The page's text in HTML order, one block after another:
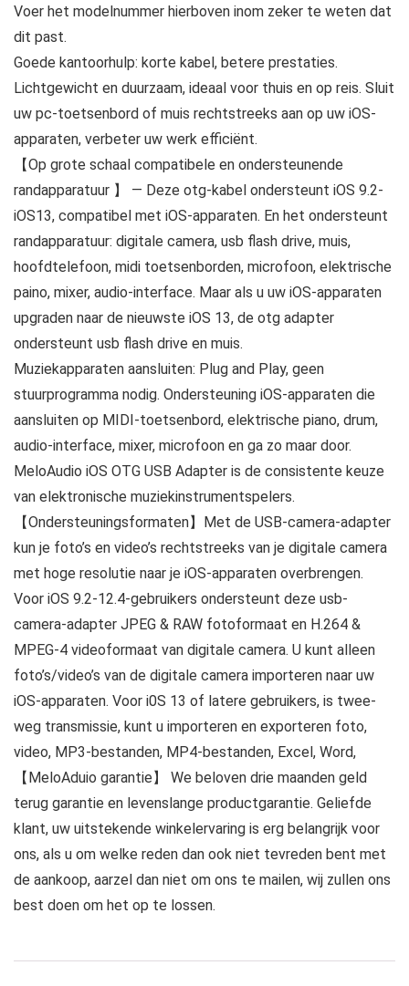
Voer het modelnummer hierboven inom zeker te weten dat
dit past.
Goede kantoorhulp: korte kabel, betere prestaties.
Lichtgewicht en duurzaam, ideaal voor thuis en op reis. Sluit
uw pc-toetsenbord of muis rechtstreeks aan op uw iOS-
apparaten, verbeter uw werk efficiënt.
【Op grote schaal compatibele en ondersteunende
randapparatuur 】 — Deze otg-kabel ondersteunt iOS 9.2-
iOS13, compatibel met iOS-apparaten. En het ondersteunt
randapparatuur: digitale camera, usb flash drive, muis,
hoofdtelefoon, midi toetsenborden, microfoon, elektrische
paino, mixer, audio-interface. Maar als u uw iOS-apparaten
upgraden naar de nieuwste iOS 13, de otg adapter
ondersteunt usb flash drive en muis.
Muziekapparaten aansluiten: Plug and Play, geen
stuurprogramma nodig. Ondersteuning iOS-apparaten die
aansluiten op MIDI-toetsenbord, elektrische piano, drum,
audio-interface, mixer, microfoon en ga zo maar door.
MeloAudio iOS OTG USB Adapter is de consistente keuze
van elektronische muziekinstrumentspelers.
【Ondersteuningsformaten】Met de USB-camera-adapter
kun je foto’s en video’s rechtstreeks van je digitale camera
met hoge resolutie naar je iOS-apparaten overbrengen.
Voor iOS 9.2-12.4-gebruikers ondersteunt deze usb-
camera-adapter JPEG & RAW fotoformaat en H.264 &
MPEG-4 videoformaat van digitale camera. U kunt alleen
foto’s/video’s van de digitale camera importeren naar uw
iOS-apparaten. Voor i0S 13 of latere gebruikers, is twee-
weg transmissie, kunt u importeren en exporteren foto,
video, MP3-bestanden, MP4-bestanden, Excel, Word,
【MeloAduio garantie】 We beloven drie maanden geld
terug garantie en levenslange productgarantie. Geliefde
klant, uw uitstekende winkelervaring is erg belangrijk voor
ons, als u om welke reden dan ook niet tevreden bent met
de aankoop, aarzel dan niet om ons te mailen, wij zullen ons
best doen om het op te lossen.